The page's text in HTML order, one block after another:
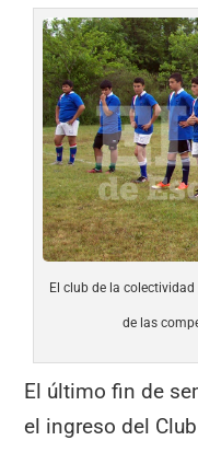
El club de la
de las
El último fin de
el ingreso del